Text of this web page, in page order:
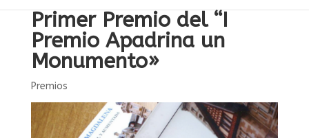
Primer Premio del “I
Premio Apadrina un
Monumento»
Premios